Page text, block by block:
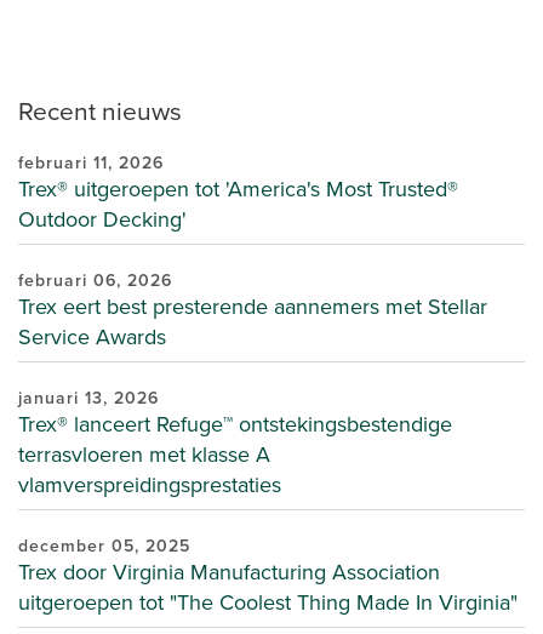
Recent nieuws
februari 11, 2026
Trex® uitgeroepen tot 'America's Most Trusted®
Outdoor Decking'
februari 06, 2026
Trex eert best presterende aannemers met Stellar
Service Awards
januari 13, 2026
Trex® lanceert Refuge™ ontstekingsbestendige
terrasvloeren met klasse A
vlamverspreidingsprestaties
december 05, 2025
Trex door Virginia Manufacturing Association
uitgeroepen tot "The Coolest Thing Made In Virginia"